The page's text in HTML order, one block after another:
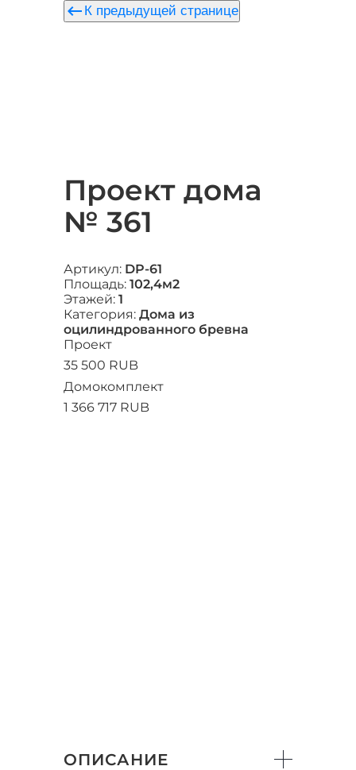
keyboard_backspace К предыдущей странице
Проект дома
№ 361
Артикул: DP-61
Площадь: 102,4м2
Этажей: 1
Категория: Дома из
оцилиндрованного бревна
Проект
35 500 RUB
Домокомплект
1 366 717 RUB
ОПИСАНИЕ